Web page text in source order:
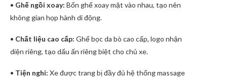
• Ghế ngồi xoay: Bốn ghế xoay mặt vào nhau, tạo nên
không gian họp hành di động.
• Chất liệu cao cấp: Ghế bọc da bò cao cấp, logo nhận
diện riêng, tạo dấu ấn riêng biệt cho chủ xe.
• Tiện nghi: Xe được trang bị đầy đủ hệ thống massage